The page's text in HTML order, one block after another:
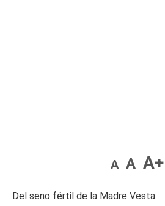
A A A+
Del seno fértil de la Madre Vesta